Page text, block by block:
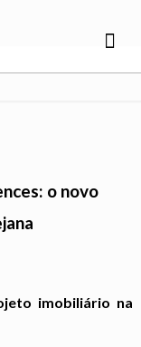
o novo
imobiliário na